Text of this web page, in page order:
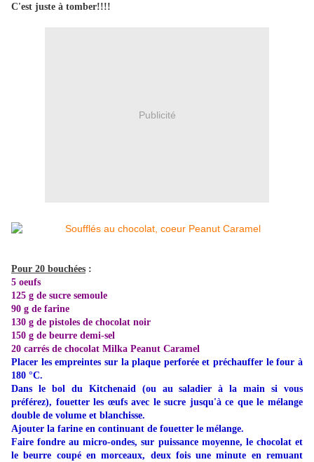
C'est juste à tomber!!!!
Publicité
Pour 20 bouchées :
5 oeufs
125 g de sucre semoule
90 g de farine
130 g de pistoles de chocolat noir
150 g de beurre demi-sel
20 carrés de chocolat Milka Peanut Caramel
Placer les empreintes sur la plaque perforée et préchauffer le four à
180 °C.
Dans le bol du Kitchenaid (ou au saladier à la main si vous
préférez), fouetter les œufs avec le sucre jusqu'à ce que le mélange
double de volume et blanchisse.
Ajouter la farine en continuant de fouetter le mélange.
Faire fondre au micro-ondes, sur puissance moyenne, le chocolat et
le beurre coupé en morceaux, deux fois une minute en remuant